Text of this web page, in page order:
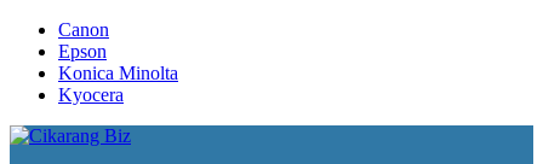
Canon
Epson
Konica Minolta
Kyocera